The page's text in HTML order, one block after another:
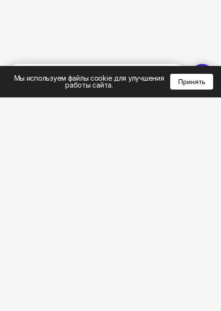
Мы используем файлы cookie для улучшения
работы сайта.
Принять